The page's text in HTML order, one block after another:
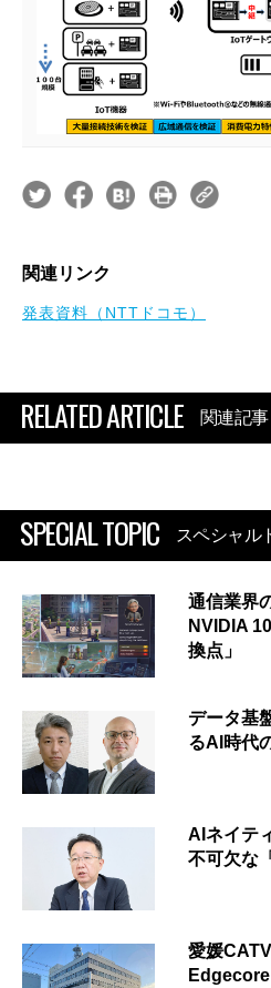
関連リンク
発表資料（NTTドコモ）
RELATED ARTICLE 関連記事
SPECIAL TOPIC スペシャル
通信業界
NVIDIA
換点」
データ基
るAI時代
AIネイテ
不可欠な
愛媛